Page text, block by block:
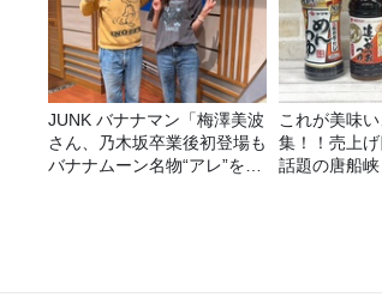
JUNK バナナマン「梅澤美波
さん、乃木坂卒業後初登場も
バナナムーン名物“アレ”を喰
これが美味
集！！売上げ
話題の唐船峡